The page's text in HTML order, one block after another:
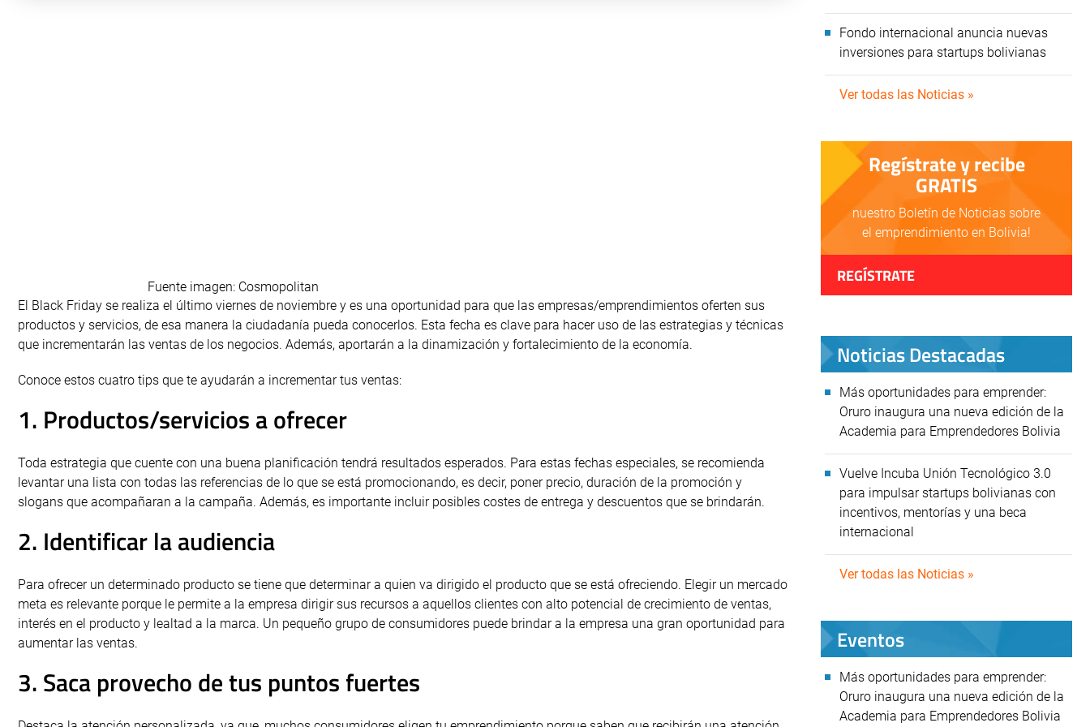
Fuente imagen: Cosmopolitan
El Black Friday se realiza el último viernes de noviembre y es una oportunidad para que las empresas/emprendimientos oferten sus
productos y servicios, de esa manera la ciudadanía pueda conocerlos. Esta fecha es clave para hacer uso de las estrategias y técnicas
que incrementarán las ventas de los negocios. Además, aportarán a la dinamización y fortalecimiento de la economía.
Conoce estos cuatro tips que te ayudarán a incrementar tus ventas:
1. Productos/servicios a ofrecer
Toda estrategia que cuente con una buena planificación tendrá resultados esperados. Para estas fechas especiales, se recomienda
levantar una lista con todas las referencias de lo que se está promocionando, es decir, poner precio, duración de la promoción y
slogans que acompañaran a la campaña. Además, es importante incluir posibles costes de entrega y descuentos que se brindarán.
2. Identificar la audiencia
Para ofrecer un determinado producto se tiene que determinar a quien va dirigido el producto que se está ofreciendo. Elegir un mercado
meta es relevante porque le permite a la empresa dirigir sus recursos a aquellos clientes con alto potencial de crecimiento de ventas,
interés en el producto y lealtad a la marca. Un pequeño grupo de consumidores puede brindar a la empresa una gran oportunidad para
aumentar las ventas.
3. Saca provecho de tus puntos fuertes
Fondo internacional anuncia nuevas
inversiones para startups bolivianas
Ver todas las Noticias »
Regístrate y recibe
GRATIS
nuestro Boletín de Noticias sobre
el emprendimiento en Bolivia!
REGÍSTRATE
Noticias Destacadas
Más oportunidades para emprender:
Oruro inaugura una nueva edición de la
Academia para Emprendedores Bolivia
Vuelve Incuba Unión Tecnológico 3.0
para impulsar startups bolivianas con
incentivos, mentorías y una beca
internacional
Ver todas las Noticias »
Eventos
Más oportunidades para emprender:
Oruro inaugura una nueva edición de la
Academia para Emprendedores Bolivia